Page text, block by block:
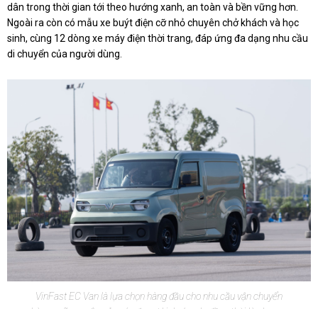
dân trong thời gian tới theo hướng xanh, an toàn và bền vững hơn.
Ngoài ra còn có mẫu xe buýt điện cỡ nhỏ chuyên chở khách và học
sinh, cùng 12 dòng xe máy điện thời trang, đáp ứng đa dạng nhu cầu
di chuyển của người dùng.
VinFast EC Van là lựa chọn hàng đầu cho nhu cầu vận chuyển